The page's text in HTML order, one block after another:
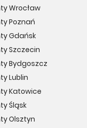
Wrocław
Poznań
Gdańsk
Szczecin
Bydgoszcz
Lublin
Katowice
Śląsk
Olsztyn